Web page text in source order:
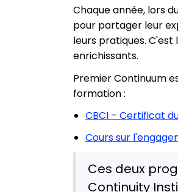
Chaque année, lors
pour partager leur
leurs pratiques.
enrichissants.
Premier Continuum
formation :
CBCI – Certificat
Cours sur
Ces deux
Continuity